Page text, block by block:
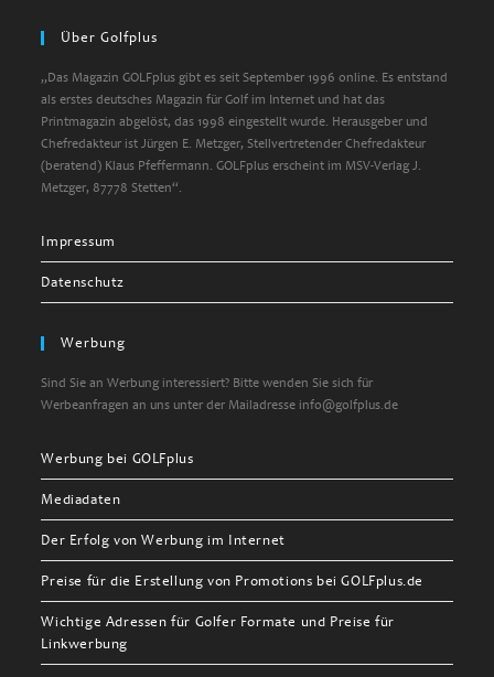
Über Golfplus
„Das Magazin GOLFplus gibt es seit September 1996 online. Es entstand
als erstes deutsches Magazin für Golf im Internet und hat das
Printmagazin abgelöst, das 1998 eingestellt wurde. Herausgeber und
Chefredakteur ist Jürgen E. Metzger, Stellvertretender Chefredakteur
(beratend) Klaus Pfeffermann. GOLFplus erscheint im MSV-Verlag J.
Metzger, 87778 Stetten“.
Impressum
Datenschutz
Werbung
Sind Sie an Werbung interessiert? Bitte wenden Sie sich für
Werbeanfragen an uns unter der Mailadresse info@golfplus.de
Werbung bei GOLFplus
Mediadaten
Der Erfolg von Werbung im Internet
Preise für die Erstellung von Promotions bei GOLFplus.de
Wichtige Adressen für Golfer Formate und Preise für
Linkwerbung